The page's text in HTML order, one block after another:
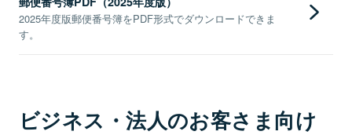
2025年度版郵便番号簿をPDF形式でダウンロードできま
す。
ビジネス・法人のお客さま向け